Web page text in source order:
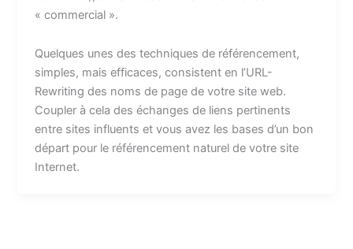
« commercial ».
Quelques unes des techniques de référencement,
simples, mais efficaces, consistent en l’URL-
Rewriting des noms de page de votre site web.
Coupler à cela des échanges de liens pertinents
entre sites influents et vous avez les bases d’un bon
départ pour le référencement naturel de votre site
Internet.